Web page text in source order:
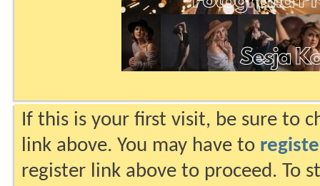
If this is your first visit, be sure to
link above. You may have to
register link above to proceed. To